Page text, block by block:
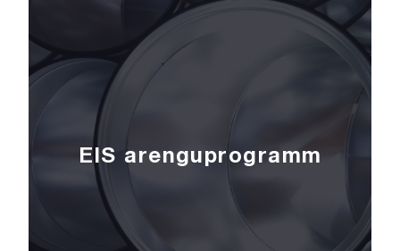
EIS arenguprogramm